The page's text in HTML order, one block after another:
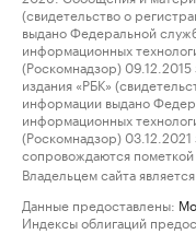
(свидетельство о
выдано Федеральной
информационных
(Роскомнадзор)
издания «РБК»
информации выдано
информационных
(Роскомнадзор)
сопровождаются пометкой
Владельцем сайта
Данные предоставлены:
Индексы облигаций